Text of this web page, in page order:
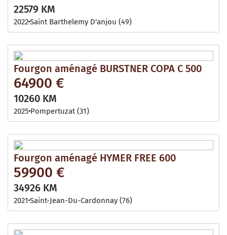
22579 KM
2022Saint Barthelemy D'anjou (49)
Fourgon aménagé BURSTNER COPA C 500
64900 €
10260 KM
2025 Pompertuzat (31)
Fourgon aménagé HYMER FREE 600
59900 €
34926 KM
2021 Saint-Jean-Du-Cardonnay (76)